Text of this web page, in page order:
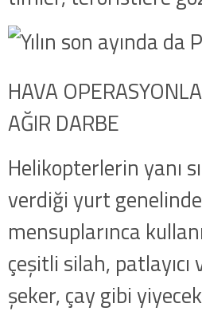
HAVA
AĞIR DARBE
Helikopterlerin yanı
verdiği yurt
mensuplarınca
çeşitli silah,
şeker, çay gibi